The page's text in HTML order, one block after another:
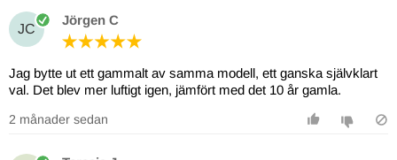
JC
Jörgen C
Jag bytte ut ett gammalt av samma modell, ett ganska självklart
val. Det blev mer luftigt igen, jämfört med det 10 år gamla.
2 månader sedan